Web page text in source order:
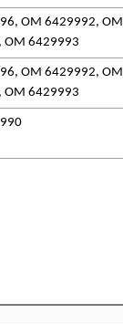
OM 6429992, OM
OM 6429993
OM 6429992, OM
OM 6429993